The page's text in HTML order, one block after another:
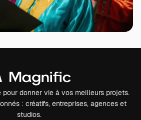
donner vie à vos meilleurs projets.
: créatifs, entreprises, agences et
studios.